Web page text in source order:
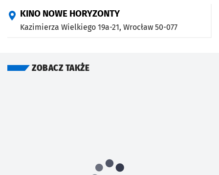
KINO NOWE HORYZONTY
Kazimierza Wielkiego 19a-21, Wrocław 50-077
ZOBACZ TAKŻE